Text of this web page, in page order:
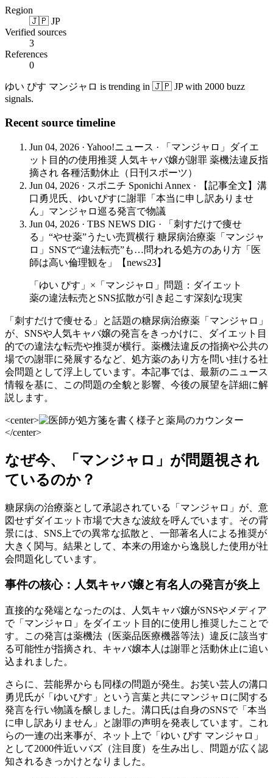
Region
🇯🇵 JP
Verified sources
3
References
0
ゆい ぴす マンジャロ is trending in 🇯🇵 JP with 2000 buzz
signals.
Recent source timeline
Jun 04, 2026 · Yahoo!ニュース ·
「マンジャロ」ダイエ
ット目的の使用推奨 人気キャバ嬢が謝罪 薬機法違反指
摘され 各種活動休止（日刊スポーツ）
Jun 04, 2026 · スポニチ Sponichi Annex ·
【記事全文】溝
口勇児氏、ゆいぴすに謝罪「本当に申し訳ありませ
ん」マンジャロ巡る発言で物議
Jun 04, 2026 · TBS NEWS DIG ·
「刺すだけで痩せ
る」“やせ薬”うたい売買横行 糖尿病治療薬「マンジャ
ロ」SNSで“違法転売”も…問われる処方のあり方「医
師は高い倫理観を」【news23】
「ゆい ぴす」×「マンジャロ」問題：ダイエット
薬の違法転売とSNS拡散が引き起こす深刻な現実
「刺すだけで痩せる」と話題の糖尿病治療薬「マンジャロ」
が、SNSや人気キャバ嬢の発言をきっかけに、ダイエット目
的での違法な転売や推奨が横行。薬機法違反の指摘や公共の
場での謝罪に発展するなど、処方薬のあり方を問い挂ける社
会問題として浮上しています。本記事では、最新のニュース
情報を基に、この問題の全貌と影響、今後の展望を詳細に解
説します。
<center>
</center>
なぜ今、「マンジャロ」が問題視され
ているのか？
糖尿病の治療薬として承認されている「マンジャロ」が、意
図せずダイエット市場で大きな波紋を呼んでいます。その背
景には、SNS上での異常な拡散と、一部著名人による推奨が
大きく関与。結果として、本来の用途から逸脱した使用が社
会問題化しています。
事件の核心：人気キャバ嬢と有名人の発言が炎上
直接的な発端となったのは、人気キャバ嬢がSNSやメディア
で「マンジャロ」をダイエット目的に使用し推奨したことで
す。この発言は薬機法（医薬品医療機器等法）違反に該当す
る可能性が指摘され、キャバ嬢本人は謝罪と活動休止に追い
込まれました。
さらに、芸能界からも同様の問題が発生。お笑い芸人の溝口
勇児氏が「ゆいぴす」という言葉と共にマンジャロに関する
発言を行い物議を醸しました。溝口氏は自身のSNSで「本当
に申し訳ありません」と謝罪の声明を発表しています。これ
らの一連の出来事が、ネット上で「ゆい ぴす マンジャロ」
として2000件近いバズ（注目度）を生み出し、問題が広く認
知されるきっかけとなりました。